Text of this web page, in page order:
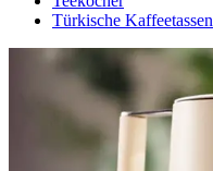
Türkische Kaffeetassen